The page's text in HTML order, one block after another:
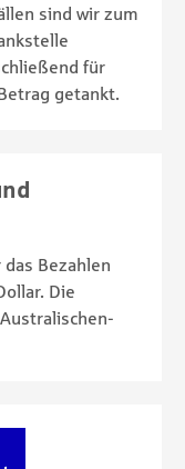
sind wir zum
für
getankt.
Bezahlen
Die